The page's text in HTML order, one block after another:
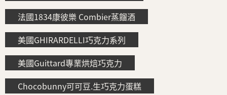
法國1834康彼樂 Combier蒸餾酒
美國GHIRARDELLI巧克力系列
美國Guittard專業烘焙巧克力
Chocobunny可可豆.生巧克力蛋糕